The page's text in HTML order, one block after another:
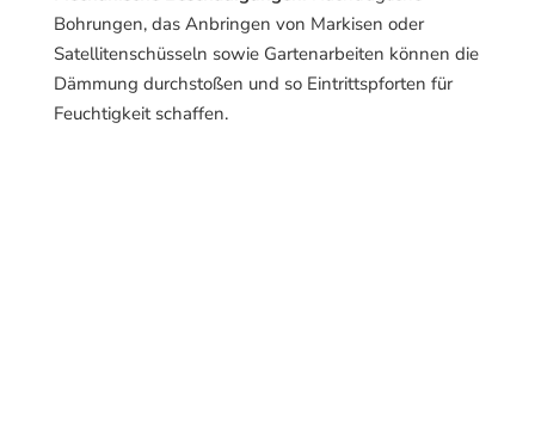
Bohrungen, das Anbringen von Markisen oder
Satellitenschüsseln sowie Gartenarbeiten können die
Dämmung durchstoßen und so Eintrittspforten für
Feuchtigkeit schaffen.